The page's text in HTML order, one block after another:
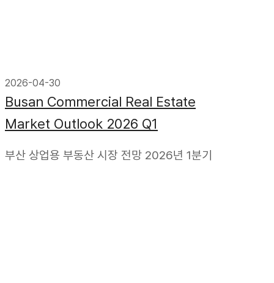
2026-04-30
Busan Commercial Real Estate
Market Outlook 2026 Q1
부산 상업용 부동산 시장 전망 2026년 1분기